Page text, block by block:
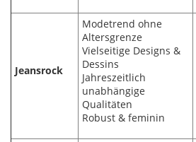
Jeansrock
Modetrend ohne
Altersgrenze
Vielseitige Designs &
Dessins
Jahreszeitlich
unabhängige
Qualitäten
Robust & feminin